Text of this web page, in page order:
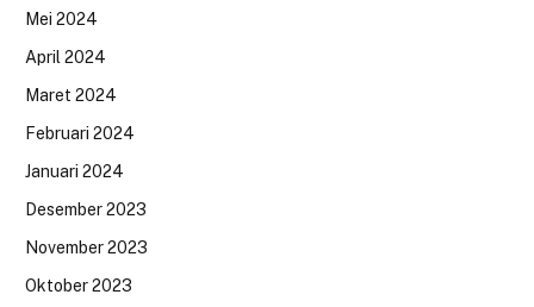
Mei 2024
April 2024
Maret 2024
Februari 2024
Januari 2024
Desember 2023
November 2023
Oktober 2023